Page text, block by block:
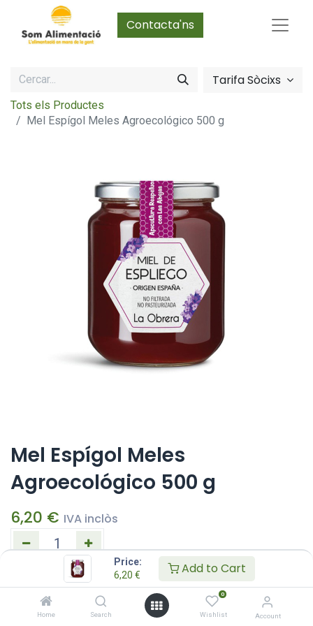
Price:
6,20 € Add to Cart
Home Search
0
Wishlist Account
Contacta'ns
Tarifa Sòcixs
Tots els Productes
Mel Espígol Meles Agroecológico 500 g
Mel Espígol Meles
Agroecológico 500 g
6,20 € IVA inclòs
AFEGEIX A LA CISTELLA
Afegeix a la llista de desitjos